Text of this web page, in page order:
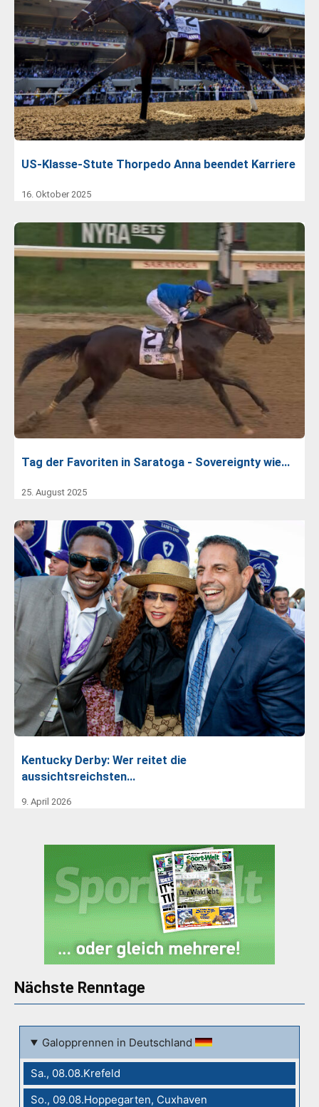
US-Klasse-Stute Thorpedo Anna beendet Karriere
16. Oktober 2025
Tag der Favoriten in Saratoga - Sovereignty wie…
25. August 2025
Kentucky Derby: Wer reitet die
aussichtsreichsten…
9. April 2026
Nächste Renntage
Galopprennen in Deutschland
Sa., 08.08.Krefeld
So., 09.08.Hoppegarten, Cuxhaven